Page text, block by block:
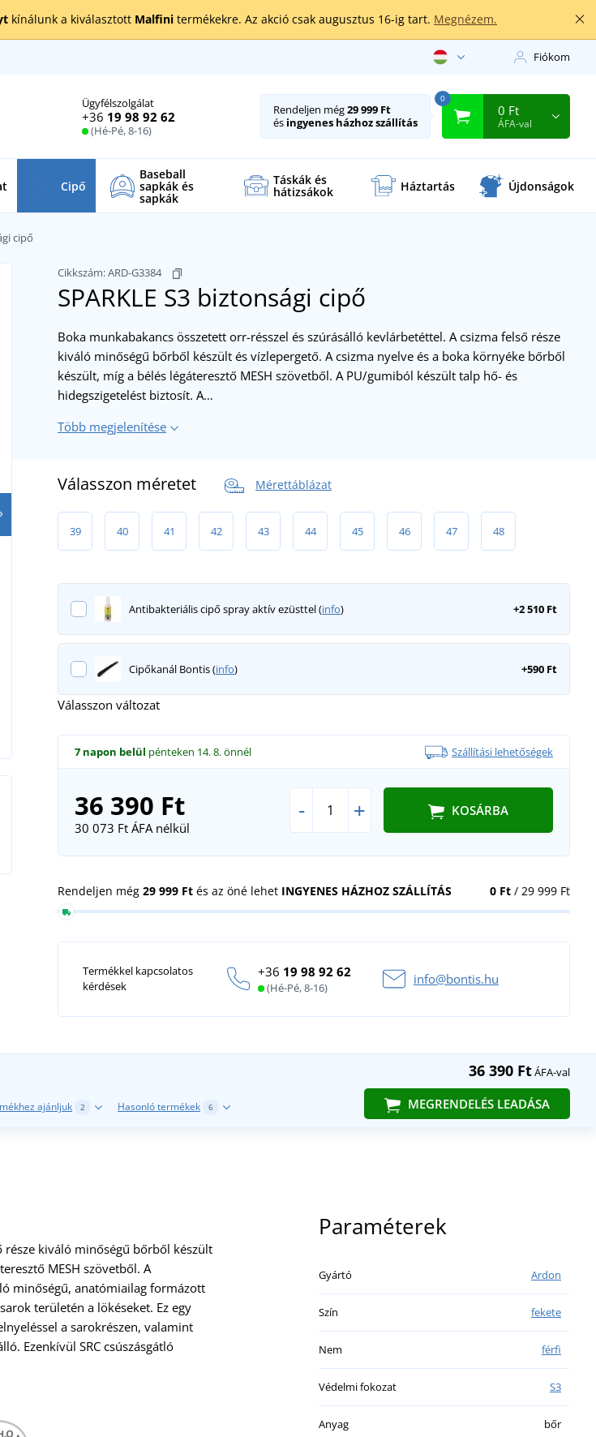
kínálunk a kiválasztott Malfini termékekre. Az akció csak augusztus 16-ig tart. Megnézem.
Fiókom
Ügyfélszolgálat
+36 19 98 92 62
(Hé-Pé, 8-16)
Rendeljen még29 999 Ft
és ingyenes házhoz szállítás
0
0 Ft
ÁFA-val
Cipő
Baseball
sapkák és
sapkák
Táskák és
hátizsákok Háztartás Újdonságok
cipő
Cikkszám:ARD-G3384
SPARKLE S3 biztonsági cipő
Boka munkabakancs összetett orr-résszel és szúrásálló kevlárbetéttel. A csizma felső része
kiváló minőségű bőrből készült és vízlepergető. A csizma nyelve és a boka környéke bőrből
készült, míg a bélés légáteresztő MESH szövetből. A PU/gumiból készült talp hő- és
hidegszigetelést biztosít. A…
Több megjelenítése
Válasszon méretet Mérettáblázat
39 40 41 42 43 44 45 46 47 48
Antibakteriális cipő spray aktív ezüsttel (info) +2 510 Ft
Cipőkanál Bontis (info) +590 Ft
Válasszon változat
7 napon belül pénteken 14. 8.önnél Szállítási lehetőségek
36 390 Ft
30 073 FtÁFA nélkül
- + KOSÁRBA
0 Ft/ 29 999 Ft
Rendeljen még 29 999 Ft és az öné lehet INGYENES HÁZHOZ SZÁLLÍTÁS
Termékkel kapcsolatos
kérdések
+36 19 98 92 62
(Hé-Pé, 8-16)
info@bontis.hu
36 390 FtÁFA-val
MEGRENDELÉS LEADÁSA
ajánljuk 2 Hasonló termékek 6
része kiváló minőségű bőrből készült
MESH szövetből. A
minőségű, anatómiailag formázott
területén a lökéseket. Ez egy
a sarokrészen, valamint
Ezenkívül SRC csúszásgátló
Paraméterek
Gyártó Ardon
Szín fekete
Nem férfi
Védelmi fokozat S3
Anyag bőr